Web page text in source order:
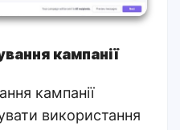
кампанії
кампанії
використання